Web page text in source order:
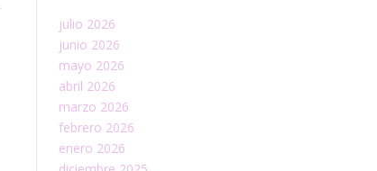
julio 2026
junio 2026
mayo 2026
abril 2026
marzo 2026
febrero 2026
enero 2026